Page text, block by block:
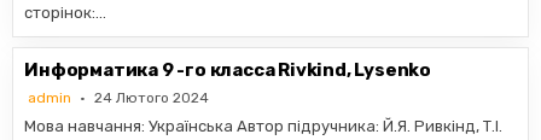
сторінок:…
Информатика 9 -го класса Rivkind, Lysenko
admin 24 Лютого 2024
Мова навчання: Українська Автор підручника: Й.Я. Ривкінд, Т.І.